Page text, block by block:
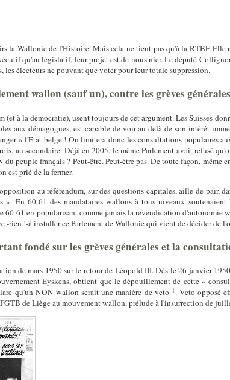
la Wallonie de l'Histoire. Mais cela ne tient pas qu'à la RTBF.
qu'au législatif, leur projet est de nous nier. Le député
les électeurs ne pouvant que voter pour leur totale suppression.
wallon (sauf un), contre les grèves
(et à la démocratie), usent toujours de cet argument. Les Suisses
aux démagogues, est capable de voir au-delà de son intérêt
» l'Etat belge ! On limitera donc les consultations populaires
au secondaire. Déjà en 2005, le même Parlement avait refusé
du peuple français ? Peut-être. Peut-être pas. De toute façon,
est prié de la fermer.
au référendum, sur des questions capitales, aille de pair,
». En 60-61 des mandataires wallons à tous niveaux
60-61 en popularisant comme jamais la revendication
-rien !-à installer ce Parlement de Wallonie qui vient de décider de
fondé sur les grèves générales et la
de mars 1950 sur le retour de Léopold III. Dès le 26 janvier
Eyskens, obtient que le dépouillement de cette «
qu'un NON wallon serait une manière de veto 1. Veto opposé
de Liège au mouvement wallon, prélude à l'insurrection de